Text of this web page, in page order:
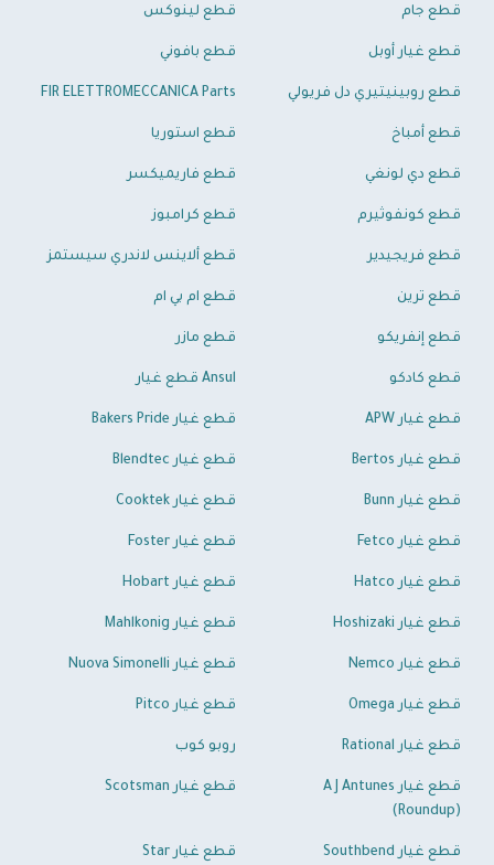
قطع جام قطع لينوكس
قطع غيار أوبل قطع بافوني
قطع روبينيتيري دل فريولي FIR ELETTROMECCANICA Parts
قطع أمباخ قطع استوريا
قطع دي لونغي قطع فاريميكسر
قطع كونفوثيرم قطع كرامبوز
قطع فريجيدير قطع ألاينس لاندري سيستمز
قطع ترين قطع ام بي ام
قطع إنفريكو قطع مازر
قطع كادكو Ansul قطع غيار
قطع غيار APW قطع غيار Bakers Pride
قطع غيار Bertos قطع غيار Blendtec
قطع غيار Bunn قطع غيار Cooktek
قطع غيار Fetco قطع غيار Foster
قطع غيار Hatco قطع غيار Hobart
قطع غيار Hoshizaki قطع غيار Mahlkonig
قطع غيار Nemco قطع غيار Nuova Simonelli
قطع غيار Omega قطع غيار Pitco
قطع غيار Rational روبو كوب
قطع غيار A J Antunes
(Roundup)
قطع غيار Scotsman
قطع غيار Southbend قطع غيار Star